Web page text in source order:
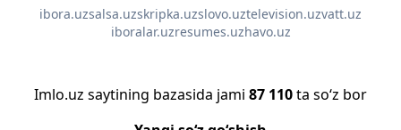
ibora.uzsalsa.uzskripka.uzslovo.uztelevision.uzvatt.uz
iboralar.uzresumes.uzhavo.uz
Imlo.uz saytining bazasida jami 87 110ta so‘z bor